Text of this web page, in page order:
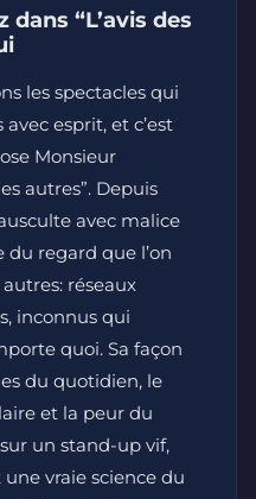
“L’avis des
les spectacles qui
esprit, et c’est
Monsieur
autres”. Depuis
avec malice
regard que l’on
réseaux
inconnus qui
quoi. Sa façon
du quotidien, le
et la peur du
un stand-up vif,
vraie science du